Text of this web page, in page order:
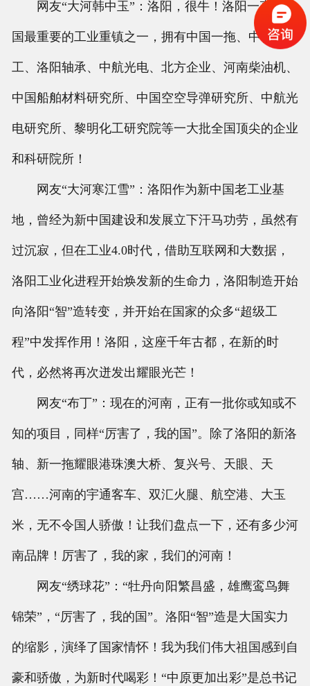
网友“大河韩中玉”：洛阳，很牛！洛阳一直是全
国最重要的工业重镇之一，拥有中国一拖、中信重
工、洛阳轴承、中航光电、北方企业、河南柴油机、
中国船舶材料研究所、中国空空导弹研究所、中航光
电研究所、黎明化工研究院等一大批全国顶尖的企业
和科研院所！
网友“大河寒江雪”：洛阳作为新中国老工业基
地，曾经为新中国建设和发展立下汗马功劳，虽然有
过沉寂，但在工业4.0时代，借助互联网和大数据，
洛阳工业化进程开始焕发新的生命力，洛阳制造开始
向洛阳“智”造转变，并开始在国家的众多“超级工
程”中发挥作用！洛阳，这座千年古都，在新的时
代，必然将再次迸发出耀眼光芒！
网友“布丁”：现在的河南，正有一批你或知或不
知的项目，同样“厉害了，我的国”。除了洛阳的新洛
轴、新一拖耀眼港珠澳大桥、复兴号、天眼、天
宫……河南的宇通客车、双汇火腿、航空港、大玉
米，无不令国人骄傲！让我们盘点一下，还有多少河
南品牌！厉害了，我的家，我们的河南！
网友“绣球花”：“牡丹向阳繁昌盛，雄鹰鸾鸟舞
锦荣”，“厉害了，我的国”。洛阳“智”造是大国实力
的缩影，演绎了国家情怀！我为我们伟大祖国感到自
豪和骄傲，为新时代喝彩！“中原更加出彩”是总书记